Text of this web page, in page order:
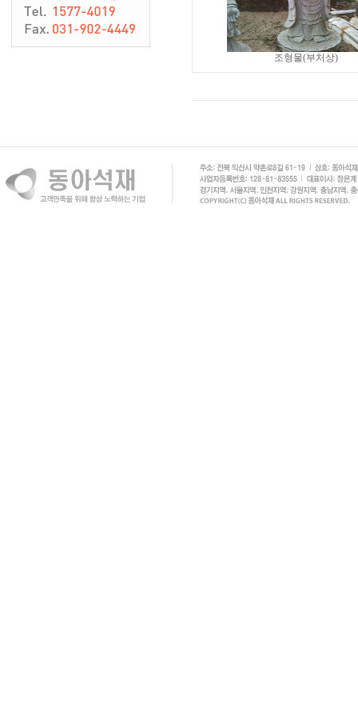
조형물(부처상)